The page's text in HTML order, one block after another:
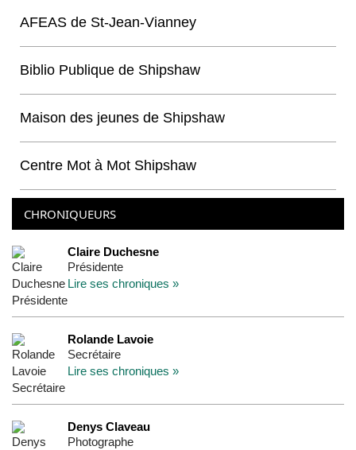
AFEAS de St-Jean-Vianney
Biblio Publique de Shipshaw
Maison des jeunes de Shipshaw
Centre Mot à Mot Shipshaw
CHRONIQUEURS
Claire Duchesne
Présidente
Lire ses chroniques »
Rolande Lavoie
Secrétaire
Lire ses chroniques »
Denys Claveau
Photographe